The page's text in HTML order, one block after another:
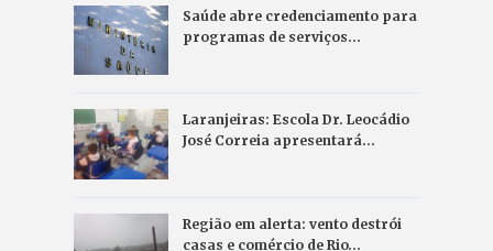
Saúde abre credenciamento para
programas de serviços…
Laranjeiras: Escola Dr. Leocádio
José Correia apresentará…
Região em alerta: vento destrói
casas e comércio de Rio…